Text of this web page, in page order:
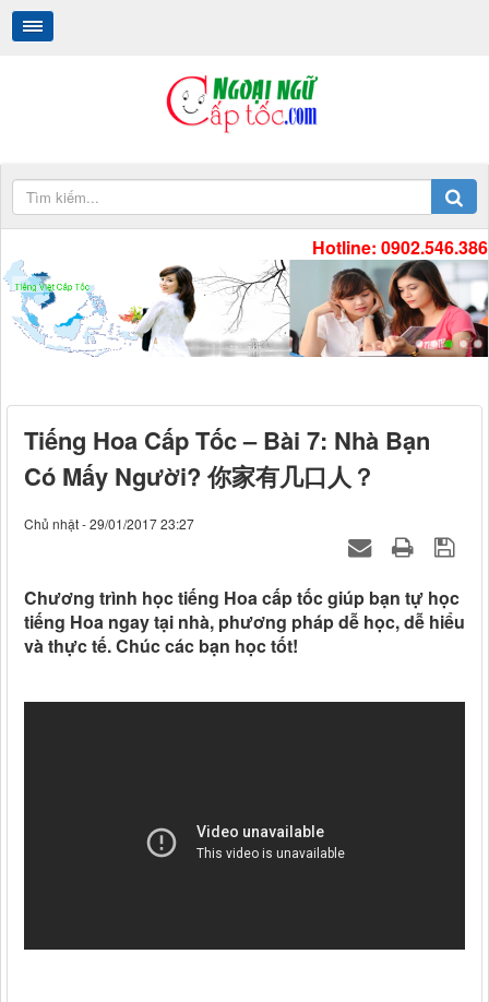
Hotline: 0902.546.386
Tiếng Việt Cấp Tốc
Tiếng Hoa Cấp Tốc – Bài 7: Nhà Bạn
Có Mấy Người? 你家有几口人？
Chủ nhật - 29/01/2017 23:27
Chương trình học tiếng Hoa cấp tốc giúp bạn tự học
tiếng Hoa ngay tại nhà, phương pháp dễ học, dễ hiểu
và thực tế. Chúc các bạn học tốt!